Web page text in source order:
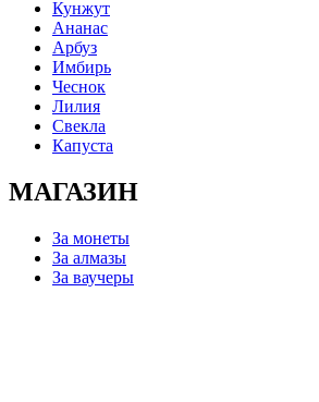
Кунжут
Ананас
Арбуз
Имбирь
Чеснок
Лилия
Свекла
Капуста
МАГАЗИН
За монеты
За алмазы
За ваучеры